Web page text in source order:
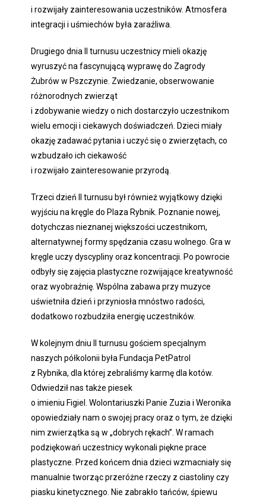
i rozwijały zainteresowania uczestników. Atmosfera
integracji i uśmiechów była zaraźliwa.
Drugiego dnia II turnusu uczestnicy mieli okazję
wyruszyć na fascynującą wyprawę do Zagrody
Żubrów w Pszczynie. Zwiedzanie, obserwowanie
różnorodnych zwierząt
i zdobywanie wiedzy o nich dostarczyło uczestnikom
wielu emocji i ciekawych doświadczeń. Dzieci miały
okazję zadawać pytania i uczyć się o zwierzętach, co
wzbudzało ich ciekawość
i rozwijało zainteresowanie przyrodą.
Trzeci dzień II turnusu był również wyjątkowy dzięki
wyjściu na kręgle do Plaza Rybnik. Poznanie nowej,
dotychczas nieznanej większości uczestnikom,
alternatywnej formy spędzania czasu wolnego. Gra w
kręgle uczy dyscypliny oraz koncentracji. Po powrocie
odbyły się zajęcia plastyczne rozwijające kreatywność
oraz wyobraźnię. Wspólna zabawa przy muzyce
uświetniła dzień i przyniosła mnóstwo radości,
dodatkowo rozbudziła energię uczestników.
W kolejnym dniu II turnusu gościem specjalnym
naszych półkolonii była Fundacja PetPatrol
z Rybnika, dla której zebraliśmy karmę dla kotów.
Odwiedził nas także piesek
o imieniu Figiel. Wolontariuszki Panie Zuzia i Weronika
opowiedziały nam o swojej pracy oraz o tym, że dzięki
nim zwierzątka są w „dobrych rękach”. W ramach
podziękowań uczestnicy wykonali piękne prace
plastyczne. Przed końcem dnia dzieci wzmacniały się
manualnie tworząc przeróżne rzeczy z ciastoliny czy
piasku kinetycznego. Nie zabrakło tańców, śpiewu